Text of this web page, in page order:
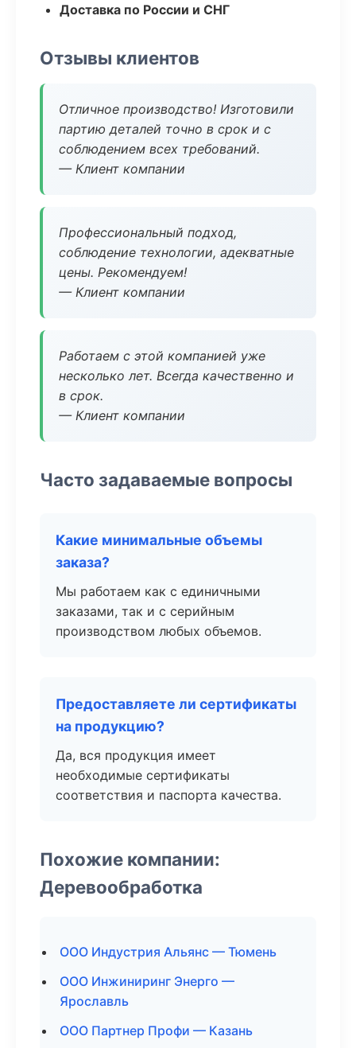
Доставка по России и СНГ
Отзывы клиентов
Отличное производство! Изготовили
партию деталей точно в срок и с
соблюдением всех требований.
— Клиент компании
Профессиональный подход,
соблюдение технологии, адекватные
цены. Рекомендуем!
— Клиент компании
Работаем с этой компанией уже
несколько лет. Всегда качественно и
в срок.
— Клиент компании
Часто задаваемые вопросы
Какие минимальные объемы
заказа?
Мы работаем как с единичными
заказами, так и с серийным
производством любых объемов.
Предоставляете ли сертификаты
на продукцию?
Да, вся продукция имеет
необходимые сертификаты
соответствия и паспорта качества.
Похожие компании:
Деревообработка
ООО Индустрия Альянс — Тюмень
ООО Инжиниринг Энерго —
Ярославль
ООО Партнер Профи — Казань